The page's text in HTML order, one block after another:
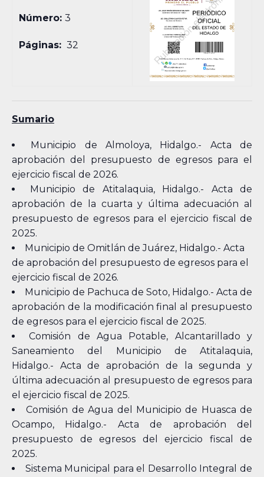
Número:3
Páginas: 32
Sumario
Municipio de Almoloya, Hidalgo.- Acta de
aprobación del presupuesto de egresos para el
ejercicio fiscal de 2026.
Municipio de Atitalaquia, Hidalgo.- Acta de
aprobación de la cuarta y última adecuación al
presupuesto de egresos para el ejercicio fiscal de
2025.
Municipio de Omitlán de Juárez, Hidalgo.- Acta
de aprobación del presupuesto de egresos para el
ejercicio fiscal de 2026.
Municipio de Pachuca de Soto, Hidalgo.- Acta de
aprobación de la modificación final al presupuesto
de egresos para el ejercicio fiscal de 2025.
Comisión de Agua Potable, Alcantarillado y
Saneamiento del Municipio de Atitalaquia,
Hidalgo.- Acta de aprobación de la segunda y
última adecuación al presupuesto de egresos para
el ejercicio fiscal de 2025.
Comisión de Agua del Municipio de Huasca de
Ocampo, Hidalgo.- Acta de aprobación del
presupuesto de egresos del ejercicio fiscal de
2025.
Sistema Municipal para el Desarrollo Integral de